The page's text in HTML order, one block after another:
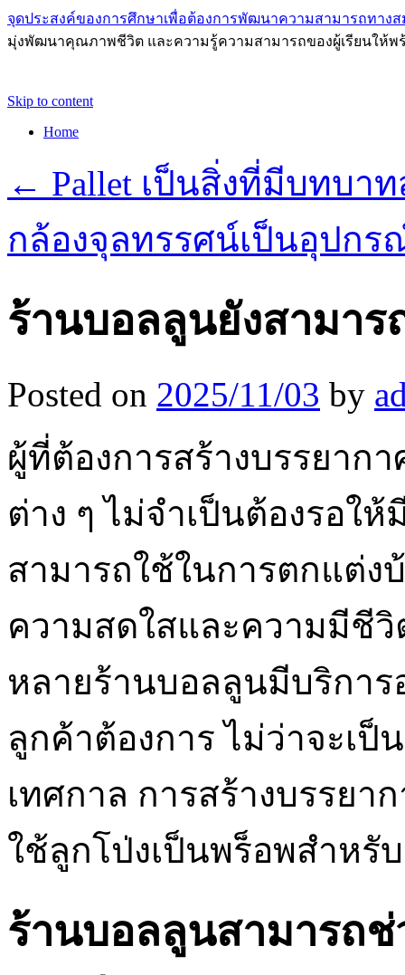
จุดประสงค์ของการศึกษาเพื่อต้องการพัฒนาความสามารถทางส
มุ่งพัฒนาคุณภาพชีวิต และความรู้ความสามารถของผู้เรียนให้พ
Skip to content
Home
← Pallet เป็นสิ่งที่มีบทบ
กล้องจุลทรรศน์เป็นอุปก
ร้านบอลลูนยังสามาร
Posted on 2025/11/03 by
ผู้ที่ต้องการสร้างบรรยาก
ต่าง ๆ ไม่จำเป็นต้องรอใ
สามารถใช้ในการตกแต่ง
ความสดใสและความมีชี
หลายร้านบอลลูนมีบริกา
ลูกค้าต้องการ ไม่ว่าจะเป็
เทศกาล การสร้างบรรย
ใช้ลูกโป่งเป็นพร็อพสำหรั
ร้านบอลลูนสามารถ